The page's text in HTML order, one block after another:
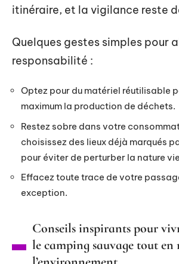
itinéraire, et la vigilance reste
Quelques gestes simples pour
responsabilité :
Optez pour du matériel réutilisable
maximum la production de déchets.
Restez sobre dans votre
choisissez des lieux déjà marqués
pour éviter de perturber la nature
Effacez toute trace de votre
exception.
Conseils inspirants pour
le camping sauvage tout en